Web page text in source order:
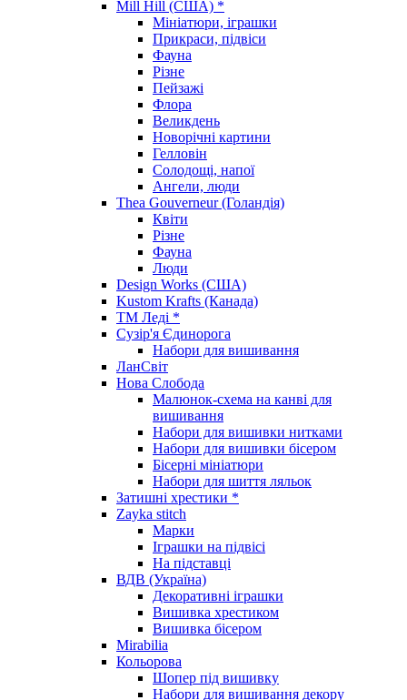
Mill Hill (США) *
Мініатюри, іграшки
Прикраси, підвіси
Фауна
Різне
Пейзажі
Флора
Великдень
Новорічні картини
Гелловін
Солодощі, напої
Ангели, люди
Thea Gouverneur (Голандія)
Квіти
Різне
Фауна
Люди
Design Works (США)
Kustom Krafts (Канада)
ТМ Леді *
Сузір'я Єдинорога
Набори для вишивання
ЛанСвіт
Нова Слобода
Малюнок-схема на канві для
вишивання
Набори для вишивки нитками
Набори для вишивки бісером
Бісерні мініатюри
Набори для шиття ляльок
Затишні хрестики *
Zayka stitch
Марки
Іграшки на підвісі
На підставці
ВДВ (Україна)
Декоративні іграшки
Вишивка хрестиком
Вишивка бісером
Mirabilia
Кольорова
Шопер під вишивку
Набори для вишивання декору